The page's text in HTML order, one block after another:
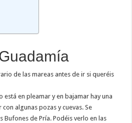
de las mareas antes de ir si queréis
está en pleamar y en bajamar hay una
algunas pozas y cuevas. Se
Bufones de Pría. Podéis verlo en las